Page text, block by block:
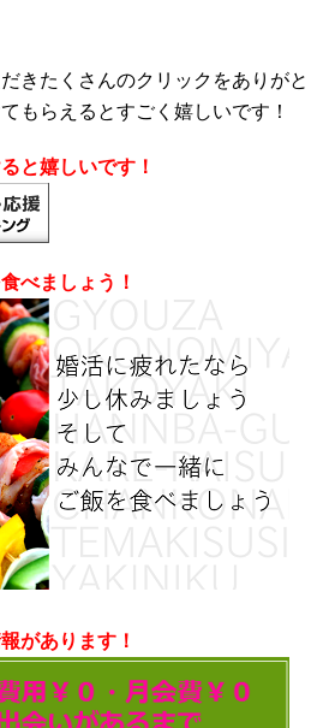
きたくさんのクリックをありがと
もらえるとすごく嬉しいです！
と嬉しいです！
べましょう！
があります！